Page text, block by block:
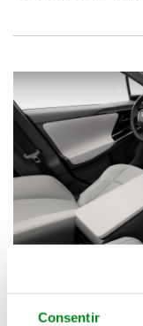
Consentir